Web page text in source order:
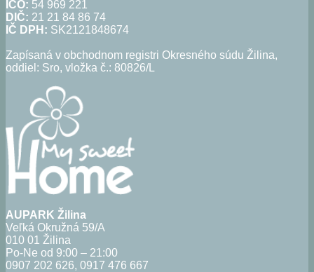
IČO: 54 969 221
DIČ: 21 21 84 86 74
IČ DPH: SK2121848674
Zapísaná v obchodnom registri Okresného súdu Žilina,
oddiel: Sro, vložka č.: 80826/L
AUPARK Žilina
Veľká Okružná 59/A
010 01 Žilina
Po-Ne od 9:00 – 21:00
0907 202 626, 0917 476 667